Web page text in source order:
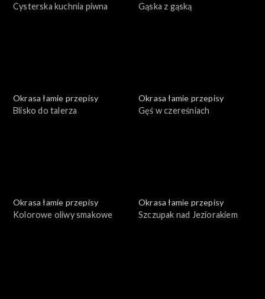
Cysterska kuchnia piwna
Gąska z gąską
Okrasa łamie przepisy
Blisko do talerza
Okrasa łamie przepisy
Gęś w czereśniach
Okrasa łamie przepisy
Kolorowe oliwy smakowe
Okrasa łamie przepisy
Szczupak nad Jeziorakiem